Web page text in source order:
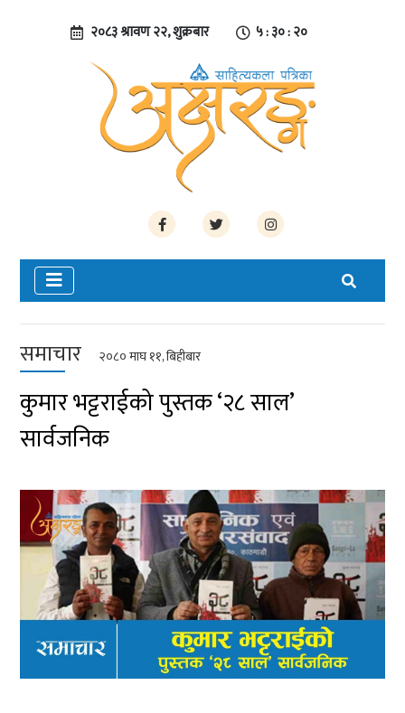
२०८३ श्रावण २२, शुक्रबार ५ : ३० : २०
समाचार २०८० माघ ११, बिहीबार
कुमार भट्टराईको पुस्तक ‘२८ साल’
सार्वजनिक